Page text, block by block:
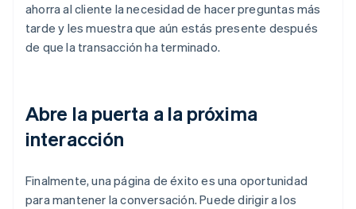
ahorra al cliente la necesidad de hacer preguntas más
tarde y les muestra que aún estás presente después
de que la transacción ha terminado.
Abre la puerta a la próxima
interacción
Finalmente, una página de éxito es una oportunidad
para mantener la conversación. Puede dirigir a los